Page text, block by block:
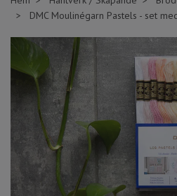
DMC Moulinégarn Pastels - set